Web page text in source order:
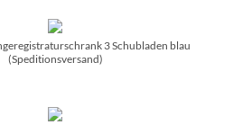
3 Schubladen blau
(Speditionsversand)